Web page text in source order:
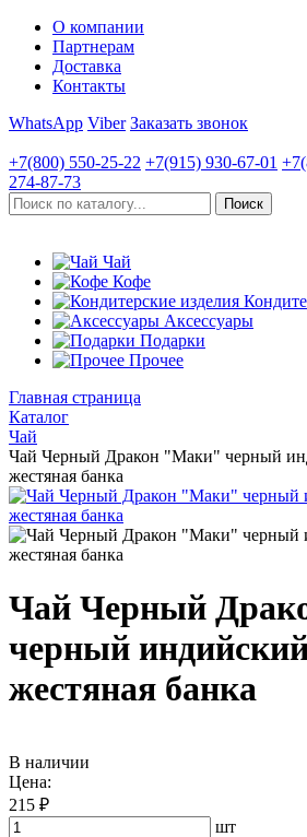
О компании
Партнерам
Доставка
Контакты
WhatsApp Viber Заказать звонок
+7(800) 550-25-22 +7(915) 930-67-01
274-87-73
Чай
Кофе
Аксессуары
Подарки
Прочее
Главная страница
Каталог
Чай
Чай Черный Дракон "Маки" черный
жестяная банка
Чай Черный
черный
жестяная банка
В наличии
Цена:
215 ₽
шт